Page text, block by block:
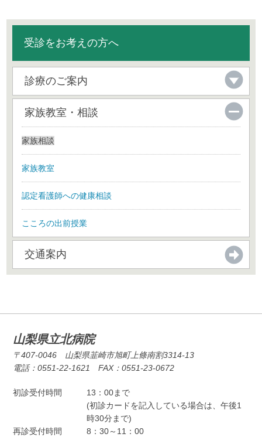
受診をお考えの方へ
診療のご案内
家族教室・相談
家族相談
家族教室
認定看護師への健康相談
こころの出前授業
交通案内
山梨県立北病院
〒407-0046 山梨県韮崎市旭町上條南割3314-13
電話：0551-22-1621 FAX：0551-23-0672
初診受付時間
13：00まで
(初診カードを記入している場合は、午後1
時30分まで)
再診受付時間
8：30～11：00